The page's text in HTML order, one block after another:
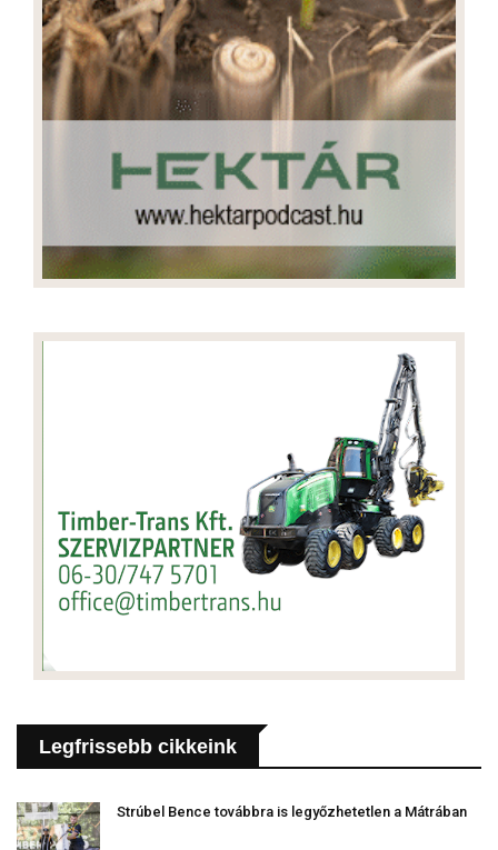
Legfrissebb cikkeink
Strúbel Bence továbbra is legyőzhetetlen a Mátrában